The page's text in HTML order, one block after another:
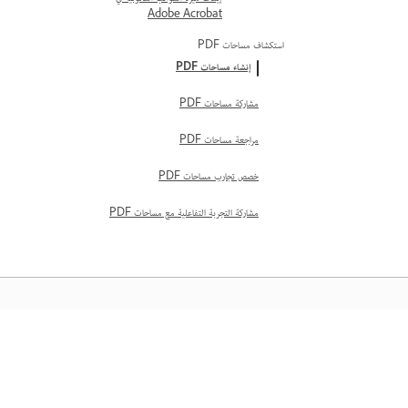
Adobe Acrobat
استكشاف مساحات PDF
إنشاء مساحات PDF
مشاركة مساحات PDF
مراجعة مساحات PDF
خصص تجارب مساحات PDF
مشاركة التجربة التفاعلية مع مساحات PDF